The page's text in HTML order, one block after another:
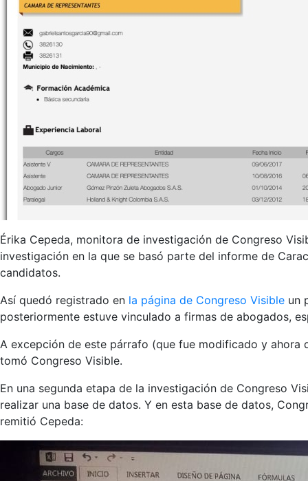
Érika Cepeda, monitora de investigación de Congreso
investigación en la que se basó parte del informe de
candidatos.
Así quedó registrado en la página de Congreso Visible un
posteriormente estuve vinculado a firmas de abogados,
A excepción de este párrafo (que fue modificado y ahora
tomó Congreso Visible.
En una segunda etapa de la investigación de Congreso
realizar una base de datos. Y en esta base de datos,
remitió Cepeda: